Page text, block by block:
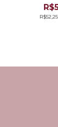
R$52,25